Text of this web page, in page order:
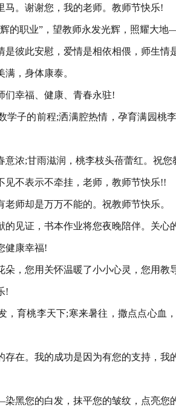
马。谢谢您，我的老师。教师节快乐!
的职业”，望教师永发光辉，照耀大
是彼此安慰，爱情是相依相偎，师生
，身体康泰。
们幸福、健康、青春永驻!
学子的前程;洒满腔热情，孕育满园桃
意浓;甘雨滋润，桃李枝头蓓蕾红。祝您
见不表示不牵挂，老师，教师节快乐!!
师却是万万不能的。祝教师节快乐。
的见证，书本作业将您夜晚陪伴。关
健康幸福!
朵，您用关怀温暖了小小心灵，您用
!
，育桃李天下;寒来暑往，撒点点心血
存在。我的成功是因为有您的支持，
黑您的白发，抹平您的皱纹，点亮您